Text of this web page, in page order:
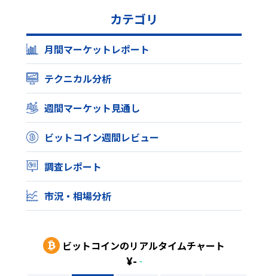
カテゴリ
月間マーケットレポート
テクニカル分析
週間マーケット見通し
ビットコイン週間レビュー
調査レポート
市況・相場分析
ビットコインのリアルタイムチャート
¥- -